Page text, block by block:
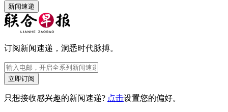
新闻速递
订阅新闻速递，洞悉时代脉搏。
立即订阅
只想接收感兴趣的新闻速递? 点击设置您的偏好。